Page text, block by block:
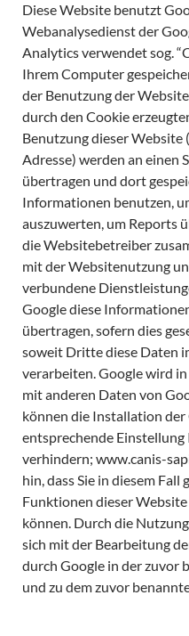
Diese Website benutzt
Webanalysedienst der
Analytics verwendet sog.
Ihrem Computer
der Benutzung der
durch den Cookie
Benutzung dieser
Adresse) werden an einen
übertragen und dort
Informationen benutzen,
auszuwerten, um Reports
die Websitebetreiber
mit der Websitenutzung
verbundene
Google diese
übertragen, sofern dies
soweit Dritte diese Daten
verarbeiten. Google wird
mit anderen Daten von
können die Installation der
entsprechende
verhindern; www.canis-
hin, dass Sie in diesem
Funktionen dieser
können. Durch die
sich mit der Bearbeitung
durch Google in der zuvor
und zu dem zuvor